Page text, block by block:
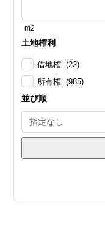
m2
土地権利
借地権 (22)
所有権 (985)
並び順